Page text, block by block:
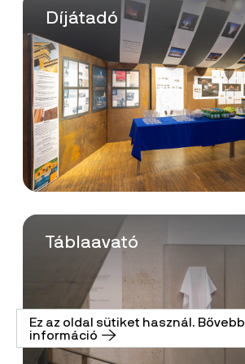
Díjátadó
Táblaavató
Ez az oldal sütiket használ. Bővebb
információ 🡢